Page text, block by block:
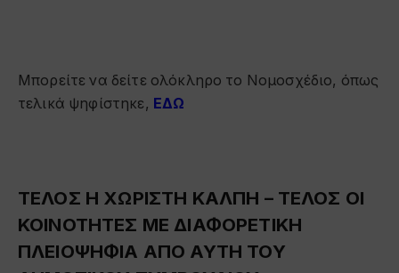
Μπορείτε να δείτε ολόκληρο το Νομοσχέδιο, όπως
τελικά ψηφίστηκε, ΕΔΩ
ΤΕΛΟΣ Η ΧΩΡΙΣΤΗ ΚΑΛΠΗ – ΤΕΛΟΣ ΟΙ
ΚΟΙΝΟΤΗΤΕΣ ΜΕ ΔΙΑΦΟΡΕΤΙΚΗ
ΠΛΕΙΟΨΗΦΙΑ ΑΠΟ ΑΥΤΗ ΤΟΥ